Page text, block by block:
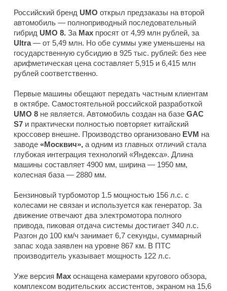
Российский бренд UMO открыл предзаказы на второй
автомобиль — полноприводный последовательный
гибрид UMO 8. За Max просят от 4,99 млн рублей, за
Ultra— от 5,49 млн. Но обе суммы уже уменьшены на
государственную субсидию в 925 тыс. рублей: без нее
арифметическая цена составляет 5,915 и 6,415 млн
рублей соответственно.
Первые машины обещают передать частным клиентам
в октябре. Самостоятельной российской разработкой
UMO 8 не является. Автомобиль создан на базе GAC
S7 и практически полностью повторяет китайский
кроссовер внешне. Производство организовано EVM на
заводе «Москвич», а одним из главных отличий стала
глубокая интеграция технологий «Яндекса». Длина
машины составляет 4900 мм, ширина — 1950 мм,
колесная база — 2880 мм.
Бензиновый турбомотор 1.5 мощностью 156 л.с. с
колесами не связан и используется как генератор. За
движение отвечают два электромотора полного
привода, пиковая отдача системы достигает 340 л.с.
Разгон до 100 км/ч занимает 6,7 секунды, суммарный
запас хода заявлен на уровне 867 км. В ПТС
производитель указывает мощность 122 л.с.
Уже версия Max оснащена камерами кругового обзора,
комплексом водительских ассистентов, экраном на 15,6